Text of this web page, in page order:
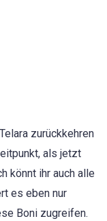
zurückkehren
als jetzt
könnt ihr auch alle
es eben nur
Boni zugreifen.